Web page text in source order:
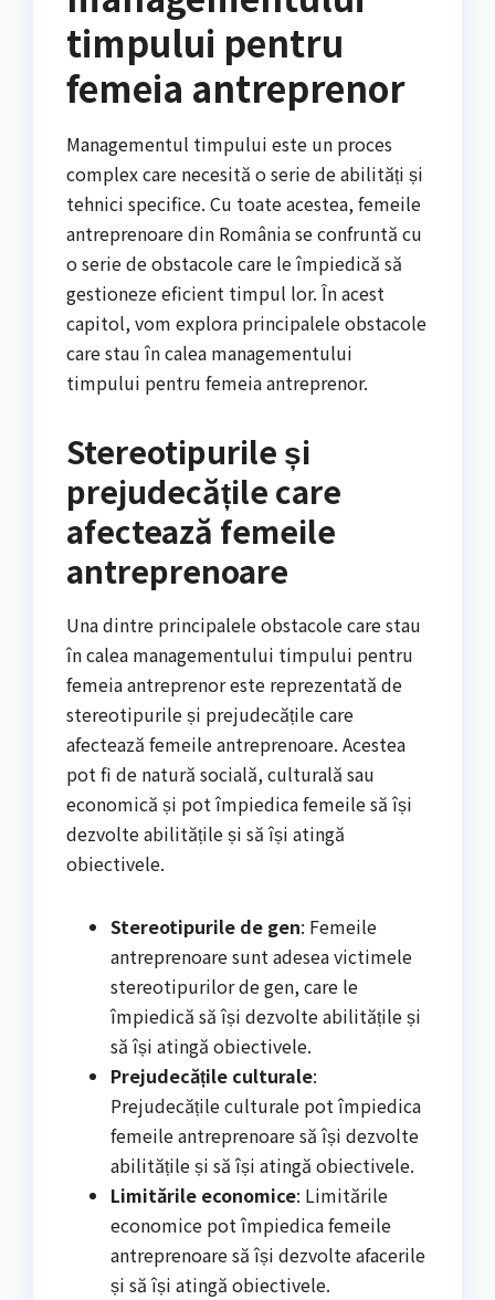
timpului pentru
femeia antreprenor
Managementul timpului este un proces
complex care necesită o serie de abilități și
tehnici specifice. Cu toate acestea, femeile
antreprenoare din România se confruntă cu
o serie de obstacole care le împiedică să
gestioneze eficient timpul lor. În acest
capitol, vom explora principalele obstacole
care stau în calea managementului
timpului pentru femeia antreprenor.
Stereotipurile și
prejudecățile care
afectează femeile
antreprenoare
Una dintre principalele obstacole care stau
în calea managementului timpului pentru
femeia antreprenor este reprezentată de
stereotipurile și prejudecățile care
afectează femeile antreprenoare. Acestea
pot fi de natură socială, culturală sau
economică și pot împiedica femeile să își
dezvolte abilitățile și să își atingă
obiectivele.
Stereotipurile de gen: Femeile
antreprenoare sunt adesea victimele
stereotipurilor de gen, care le
împiedică să își dezvolte abilitățile și
să își atingă obiectivele.
Prejudecățile culturale:
Prejudecățile culturale pot împiedica
femeile antreprenoare să își dezvolte
abilitățile și să își atingă obiectivele.
Limitările economice: Limitările
economice pot împiedica femeile
antreprenoare să își dezvolte afacerile
și să își atingă obiectivele.